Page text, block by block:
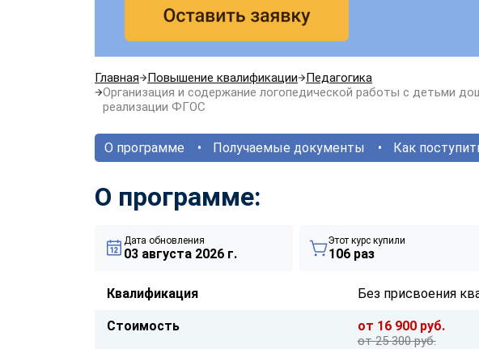
Главная Повышение квалификации
Педагогика
Организация и содержание логопедической работы с детьми
реализации ФГОС
О программе Получаемые документы Как
О программе:
Дата обновления
03 августа 2026 г.
Этот курс купили
106 раз
Квалификация Без присвоения
Стоимость от 16 900 руб.
от 25 300 руб.